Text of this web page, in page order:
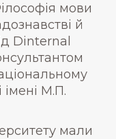
мови
й
Dinternal
імені М.П.
мали